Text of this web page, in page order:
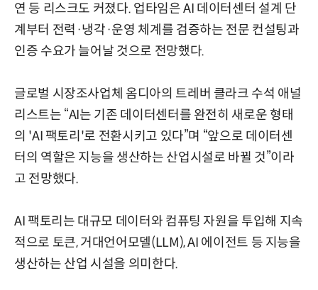
연 등 리스크도 커졌다. 업타임은 AI 데이터센터 설계 단
계부터 전력·냉각·운영 체계를 검증하는 전문 컨설팅과
인증 수요가 늘어날 것으로 전망했다.
글로벌 시장조사업체 옴디아의 트레버 클라크 수석 애널
리스트는 “AI는 기존 데이터센터를 완전히 새로운 형태
의 'AI 팩토리'로 전환시키고 있다”며 “앞으로 데이터센
터의 역할은 지능을 생산하는 산업시설로 바뀔 것”이라
고 전망했다.
AI 팩토리는 대규모 데이터와 컴퓨팅 자원을 투입해 지속
적으로 토큰, 거대언어모델(LLM), AI 에이전트 등 지능을
생산하는 산업 시설을 의미한다.